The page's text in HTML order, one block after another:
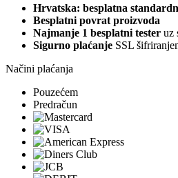
Hrvatska: besplatna
Besplatni povrat proizvoda
Najmanje 1 besplatni tester uz
Sigurno plaćanje SSL
Načini plaćanja
Pouzećem
Predračun